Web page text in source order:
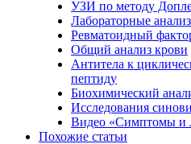
УЗИ по методу
Лабораторные
Ревматоидный
Общий анализ крови
Антитела к
пептиду
Биохимический
Исследования
Видео «Симптомы и
Похожие статьи